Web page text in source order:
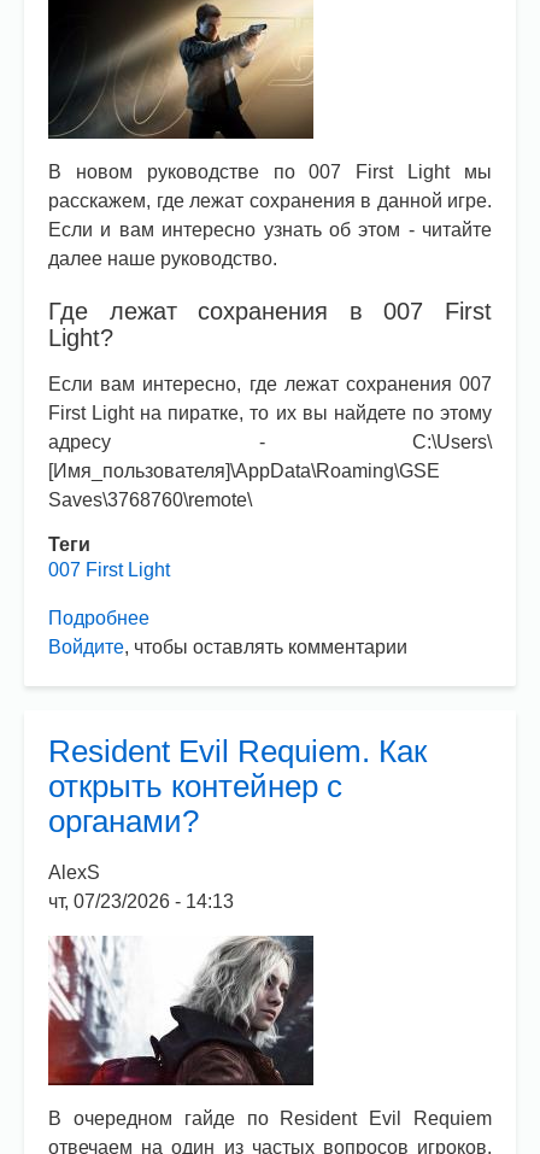
В новом руководстве по 007 First Light мы
расскажем, где лежат сохранения в данной игре.
Если и вам интересно узнать об этом - читайте
далее наше руководство.
Где лежат сохранения в 007 First
Light?
Если вам интересно, где лежат сохранения 007
First Light на пиратке, то их вы найдете по этому
адресу - C:\Users\
[Имя_пользователя]\AppData\Roaming\GSE
Saves\3768760\remote\
Теги
007 First Light
Подробнее
007
лежат
сохранения?
Войдите, чтобы оставлять комментарии
Resident Evil Requiem. Как
открыть контейнер с
органами?
AlexS
чт, 07/23/2026 - 14:13
В очередном гайде по Resident Evil Requiem
отвечаем на один из частых вопросов игроков.